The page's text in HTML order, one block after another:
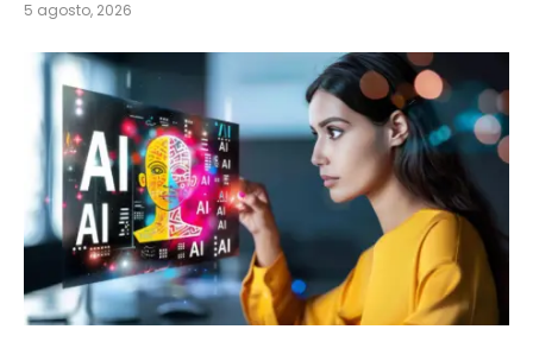
5 agosto, 2026